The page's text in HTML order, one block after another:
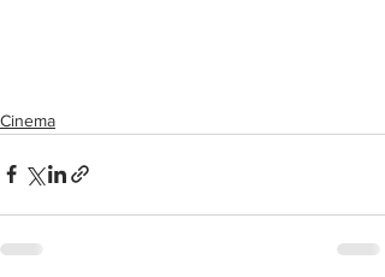
Cinema